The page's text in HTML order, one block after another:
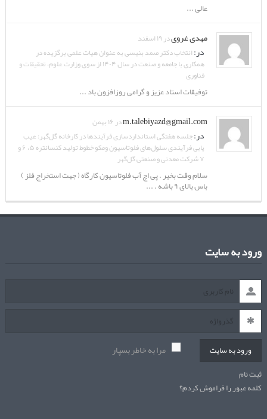
عالی ...
مهدی غرویدر ۱۹ اسفند
در:انتخاب دکتر صمد بنیسی به عنوان هیات علمی برگزیده در
همکاری با جامعه و صنعت در سال ۱۴۰۴ از سوی وزارت علوم، تحقیقات و
فناوری
توفیقات استاد عزیز و گرامی روزافزون باد ...
m.talebiyazd@gmail.comدر ۱۶ بهمن
در:جلسه هفتگی استانداردسازی فرآیندها در کارخانه گل‌گهر: عیب
یابی فرآیندی سلول‌های فلوتاسیون ومکو خطوط تولید کنسانتره ۵، ۶ و
۷ شرکت معدنی و صنعتی گل‌گهر
سلام وقت بخیر . پی اچ آب فلوتاسیون کارگاه ( جهت استخراج فلز )
باس بالای ۹ باشه . ...
ورود به سایت
ورود به سایت مرا به خاطر بسپار
ثبت نام
کلمه عبور را فراموش کردم؟